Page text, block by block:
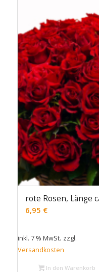
rote Rosen, Länge
6,95 €
inkl. 7 % MwSt. zzgl.
Versandkosten
In den Warenkorb